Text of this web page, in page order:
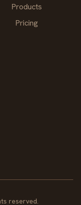
Products
Pricing
reserved.